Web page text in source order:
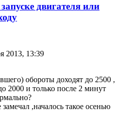
двигателя или
2013, 13:39
обороты доходят до 2500 ,
2000 и только после 2 минут
,началось такое осенью